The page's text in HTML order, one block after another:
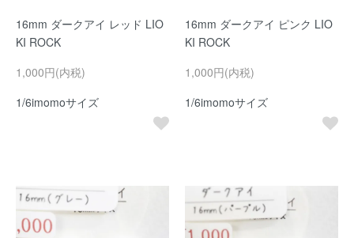
16mm ダークアイ レッド LIO
KI ROCK
1,000円(内税)
1/6imomoサイズ
16mm ダークアイ ピンク LIO
KI ROCK
1,000円(内税)
1/6imomoサイズ